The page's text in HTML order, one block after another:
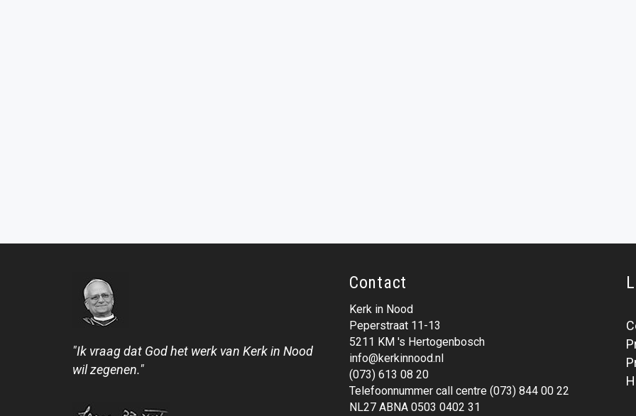
"Ik vraag dat God het werk van Kerk in Nood
wil zegenen."
Contact
Kerk in Nood
Peperstraat 11-13
5211 KM 's Hertogenbosch
info@kerkinnood.nl
(073) 613 08 20
Telefoonnummer call centre (073) 844 00 22
NL27 ABNA 0503 0402 31